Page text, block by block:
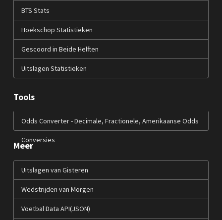
BTS Stats
Hoekschop Statistieken
Gescoord in Beide Helften
Uitslagen Statistieken
Tools
Odds Converter - Decimale, Fractionele, Amerikaanse Odds
Conversies
Meer
Uitslagen van Gisteren
Wedstrijden van Morgen
Voetbal Data API(JSON)